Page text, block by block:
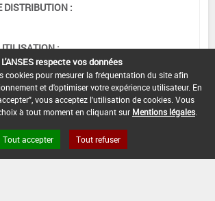
DISTRIBUTION :
:
L'ANSES respecte vos données
cookies pour mesurer la fréquentation du site afin
et d'optimiser votre expérience utilisateur. En
vous acceptez l'utilisation de cookies. Vous
à tout moment en cliquant sur Mentions légales
Tout accepter Tout refuser